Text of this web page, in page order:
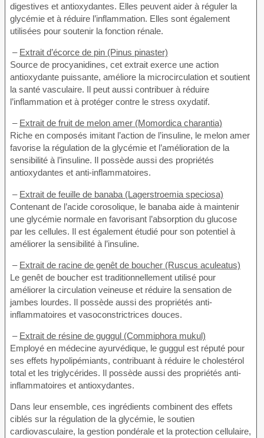
digestives et antioxydantes. Elles peuvent aider à réguler la
glycémie et à réduire l’inflammation. Elles sont également
utilisées pour soutenir la fonction rénale.
– Extrait d’écorce de pin (Pinus pinaster)
Source de procyanidines, cet extrait exerce une action
antioxydante puissante, améliore la microcirculation et soutient
la santé vasculaire. Il peut aussi contribuer à réduire
l’inflammation et à protéger contre le stress oxydatif.
– Extrait de fruit de melon amer (Momordica charantia)
Riche en composés imitant l’action de l’insuline, le melon amer
favorise la régulation de la glycémie et l’amélioration de la
sensibilité à l’insuline. Il possède aussi des propriétés
antioxydantes et anti-inflammatoires.
– Extrait de feuille de banaba (Lagerstroemia speciosa)
Contenant de l’acide corosolique, le banaba aide à maintenir
une glycémie normale en favorisant l’absorption du glucose
par les cellules. Il est également étudié pour son potentiel à
améliorer la sensibilité à l’insuline.
– Extrait de racine de genêt de boucher (Ruscus aculeatus)
Le genêt de boucher est traditionnellement utilisé pour
améliorer la circulation veineuse et réduire la sensation de
jambes lourdes. Il possède aussi des propriétés anti-
inflammatoires et vasoconstrictrices douces.
– Extrait de résine de guggul (Commiphora mukul)
Employé en médecine ayurvédique, le guggul est réputé pour
ses effets hypolipémiants, contribuant à réduire le cholestérol
total et les triglycérides. Il possède aussi des propriétés anti-
inflammatoires et antioxydantes.
Dans leur ensemble, ces ingrédients combinent des effets
ciblés sur la régulation de la glycémie, le soutien
cardiovasculaire, la gestion pondérale et la protection cellulaire,